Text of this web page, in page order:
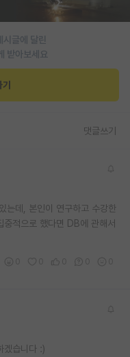
시글에 달린
받아보세요
댓글쓰기
는데, 본인이 연구하고 수강한
적으로 했다면 DB에 관해서
겠습니다 :)